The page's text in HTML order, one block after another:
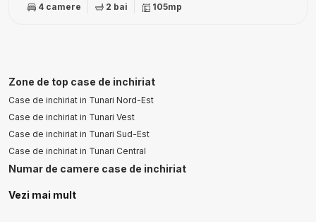
4 camere 2 bai 105mp
Zone de top case de inchiriat
Case de inchiriat in Tunari Nord-Est
Case de inchiriat in Tunari Vest
Case de inchiriat in Tunari Sud-Est
Case de inchiriat in Tunari Central
Numar de camere case de inchiriat
Vezi mai mult